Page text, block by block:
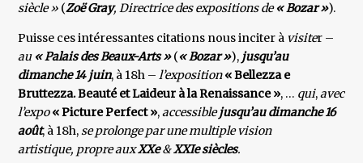
siècle » (Zoë Gray, Directrice des expositions de « Bozar »).
Puisse ces intéressantes citations nous inciter à visiter –
au « Palais des Beaux-Arts »(« Bozar »), jusqu’au
dimanche 14 juin, à 18h – l’exposition« Bellezza e
Bruttezza. Beauté et Laideur à la Renaissance », … qui,avec
l’expo« Picture Perfect »,accessiblejusqu’au dimanche 16
août, à 18h,se prolonge par une multiple vision
artistique, propre auxXXe&XXIe siècles.